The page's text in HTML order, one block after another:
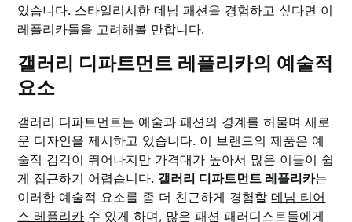
있습니다. 스타일리시한 데님 패션을 경험하고 싶다면 이
레플리카들을 고려해볼 만합니다.
갤러리 디파트먼트 레플리카의 예술적
요소
갤러리 디파트먼트는 예술과 패션의 경계를 허물며 새로
운 디자인을 제시하고 있습니다. 이 브랜드의 제품은 예
술적 감각이 뛰어나지만 가격대가 높아서 많은 이들이 쉽
게 접근하기 어렵습니다. 갤러리 디파트먼트 레플리카는
이러한 예술적 요소를 좀 더 친근하게 경험할데님 티어
스 레플리카 수 있게 하며, 많은 패션 패러디스트들에게